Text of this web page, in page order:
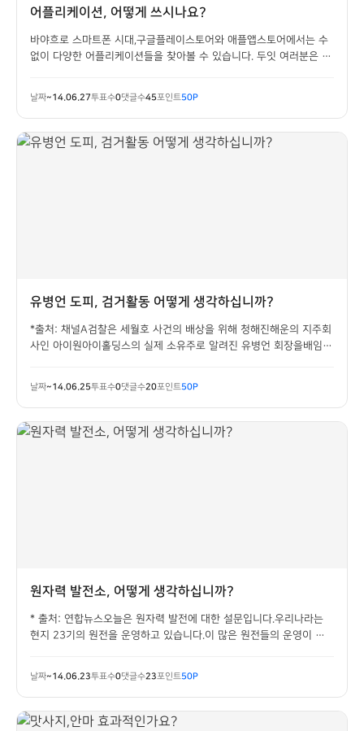
어플리케이션, 어떻게 쓰시나요?
바야흐로 스마트폰 시대,구글플레이스토어와 애플앱스토어에서는 수
없이 다양한 어플리케이션들을 찾아볼 수 있습니다. 두잇 여러분은 신
날짜~14.06.27투표수0댓글수45포인트50P
유병언 도피, 검거활동 어떻게 생각하십니까?
*출처: 채널A검찰은 세월호 사건의 배상을 위해 청해진해운의 지주회
사인 아이원아이홀딩스의 실제 소유주로 알려진 유병언 회장을배임,
지 않고있는 이유에 대해 무엇이라고 생각...
날짜~14.06.25투표수0댓글수20포인트50P
원자력 발전소, 어떻게 생각하십니까?
* 출처: 연합뉴스오늘은 원자력 발전에 대한 설문입니다.우리나라는
현지 23기의 원전을 운영하고 있습니다.이 많은 원전들의 운영이 안
청하겠다고 발표한 바 있습니다.두잇 여러분...
날짜~14.06.23투표수0댓글수23포인트50P